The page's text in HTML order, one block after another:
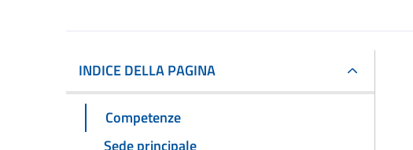
INDICE DELLA PAGINA
Competenze
Sede principale